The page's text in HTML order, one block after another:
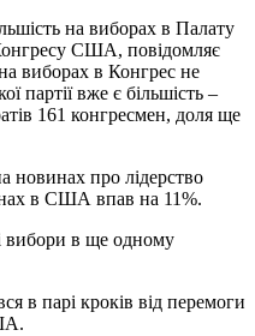
на виборах в Палату
США, повідомляє
виборах в Конгрес не
партії вже є більшість –
161 конгресмен, доля ще
новинах про лідерство
в США впав на 11%.
вибори в ще одному
в парі кроків від перемоги